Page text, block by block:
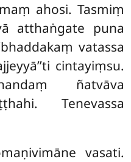
ahosi. Tasmiṃ
atthaṅgate puna
vatassa
cintayiṃsu.
ñatvāva
Tenevassa
vasati.